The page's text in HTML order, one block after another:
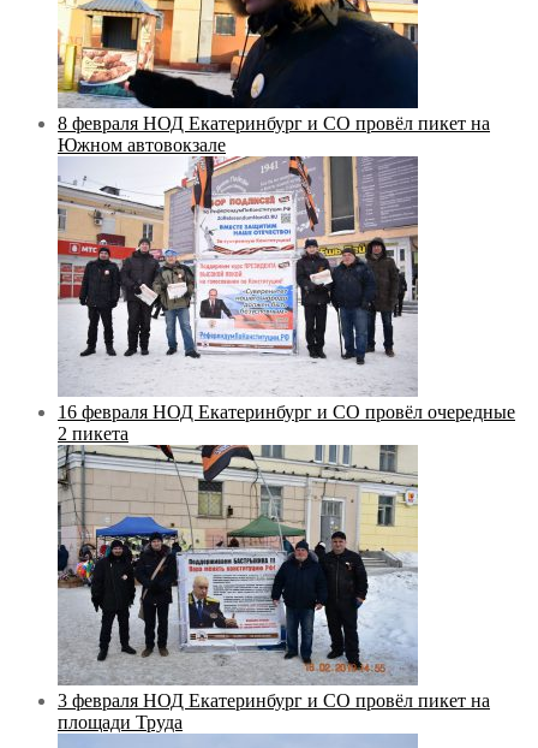
8 февраля НОД Екатеринбург и СО провёл пикет на
Южном автовокзале
16 февраля НОД Екатеринбург и СО провёл очередные
2 пикета
3 февраля НОД Екатеринбург и СО провёл пикет на
площади Труда